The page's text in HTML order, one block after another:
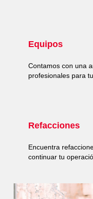
Equipos
Contamos con una
profesionales para
Refacciones
Encuentra
continuar tu